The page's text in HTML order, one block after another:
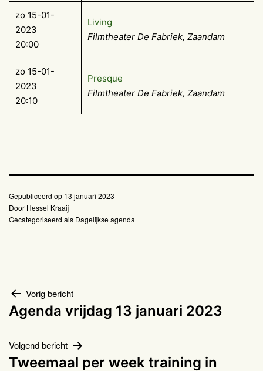
zo 15-01-
2023
20:00
Living
Filmtheater De Fabriek, Zaandam
zo 15-01-
2023
20:10
Presque
Filmtheater De Fabriek, Zaandam
Gepubliceerd op 13 januari 2023
Door Hessel Kraaij
Gecategoriseerd als Dagelijkse agenda
Bericht
navigatie
Vorig bericht
Agenda vrijdag 13 januari 2023
Volgend bericht
Tweemaal per week training in